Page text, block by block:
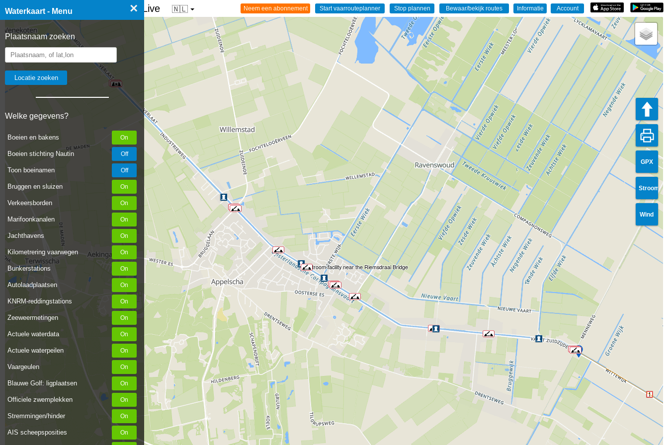
Waterkaart - Menu ×
Plaatsnaam zoeken
Welke gegevens?
Boeien en bakens
Boeien stichting Nautin
Toon boeinamen
Bruggen en sluizen
Verkeersborden
Marifoonkanalen
Jachthavens
Kilometrering vaarwegen
Bunkerstations
Autolaadplaatsen
KNRM-reddingstations
Zeeweermetingen
Actuele waterdata
Actuele waterpeilen
Vaargeulen
Blauwe Golf: ligplaatsen
Officiele zwemplekken
Stremmingen/hinder
AIS scheepsposities
☰ Waterkaart van Nederland - Live 🇳🇱
GPX
Stroom
Wind
Restroom facility near the Riemsdraai Bridge